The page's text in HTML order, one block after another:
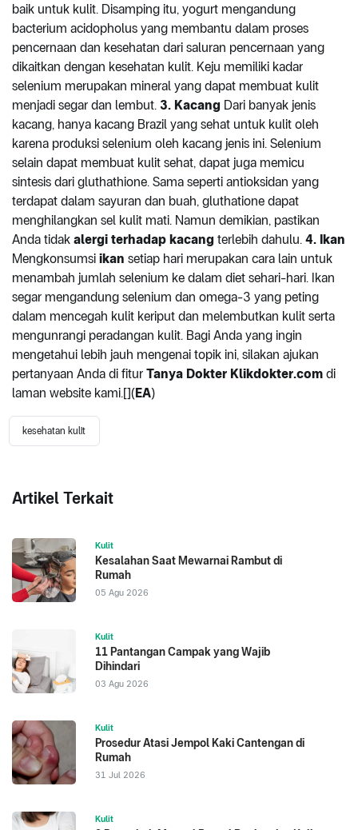
baik untuk kulit. Disamping itu, yogurt mengandung
bacterium acidopholus yang membantu dalam proses
pencernaan dan kesehatan dari saluran pencernaan yang
dikaitkan dengan kesehatan kulit. Keju memiliki kadar
selenium merupakan mineral yang dapat membuat kulit
menjadi segar dan lembut. 3. Kacang Dari banyak jenis
kacang, hanya kacang Brazil yang sehat untuk kulit oleh
karena produksi selenium oleh kacang jenis ini. Selenium
selain dapat membuat kulit sehat, dapat juga memicu
sintesis dari gluthathione. Sama seperti antioksidan yang
terdapat dalam sayuran dan buah, gluthatione dapat
menghilangkan sel kulit mati. Namun demikian, pastikan
Anda tidak alergi terhadap kacang terlebih dahulu. 4. Ikan
Mengkonsumsi ikan setiap hari merupakan cara lain untuk
menambah jumlah selenium ke dalam diet sehari-hari. Ikan
segar mengandung selenium dan omega-3 yang peting
dalam mencegah kulit keriput dan melembutkan kulit serta
mengunrangi peradangan kulit. Bagi Anda yang ingin
mengetahui lebih jauh mengenai topik ini, silakan ajukan
pertanyaan Anda di fitur Tanya Dokter Klikdokter.com di
laman website kami.[](EA)
kesehatan kulit
Artikel Terkait
Kulit
Kesalahan Saat Mewarnai Rambut di
Rumah
05 Agu 2026
Kulit
11 Pantangan Campak yang Wajib
Dihindari
03 Agu 2026
Kulit
Prosedur Atasi Jempol Kaki Cantengan di
Rumah
31 Jul 2026
Kulit